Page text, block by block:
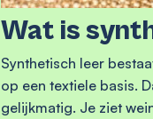
Wat is
Synthetisch leer
op een textiele basis.
gelijkmatig. Je ziet